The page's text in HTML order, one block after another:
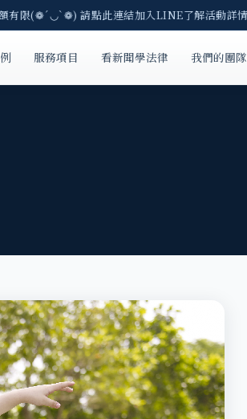
(❁´◡`❁) 請點此連結加入LINE了解活動詳情~
服務項目 看新聞學法律 我們的團隊